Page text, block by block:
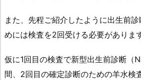
また、先程ご紹介したように出生前
めには検査を2回受ける必要があります
仮に1回目の検査で新型出生前診断（
間、2回目の確定診断のための羊水検